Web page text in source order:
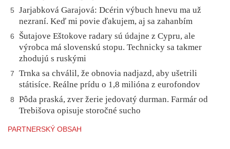
5
Jarjabková Garajová: Dcérin výbuch hnevu ma už
nezraní. Keď mi povie ďakujem, aj sa zahanbím
6
Šutajove Eštokove radary sú údajne z Cypru, ale
výrobca má slovenskú stopu. Technicky sa takmer
zhodujú s ruskými
7
Trnka sa chválil, že obnovia nadjazd, aby ušetrili
státisíce. Reálne prídu o 1,8 milióna z eurofondov
8
Pôda praská, zver žerie jedovatý durman. Farmár od
Trebišova opisuje storočné sucho
PARTNERSKÝ OBSAH